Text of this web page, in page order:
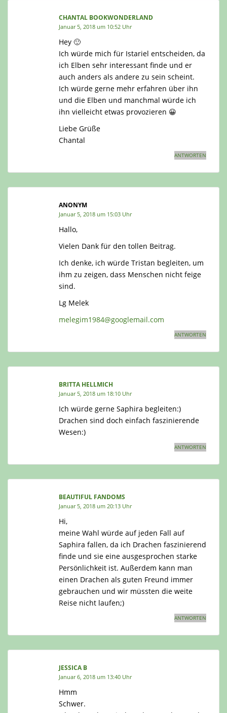
CHANTAL BOOKWONDERLAND
Januar 5, 2018 um 10:52 Uhr
Hey 🙂
Ich würde mich für Istariel entscheiden, da
ich Elben sehr interessant finde und er
auch anders als andere zu sein scheint.
Ich würde gerne mehr erfahren über ihn
und die Elben und manchmal würde ich
ihn vielleicht etwas provozieren 😀
Liebe Grüße
Chantal
ANTWORTEN
ANONYM
Januar 5, 2018 um 15:03 Uhr
Hallo,
Vielen Dank für den tollen Beitrag.
Ich denke, ich würde Tristan begleiten, um
ihm zu zeigen, dass Menschen nicht feige
sind.
Lg Melek
melegim1984@googlemail.com
ANTWORTEN
BRITTA HELLMICH
Januar 5, 2018 um 18:10 Uhr
Ich würde gerne Saphira begleiten:)
Drachen sind doch einfach faszinierende
Wesen:)
ANTWORTEN
BEAUTIFUL FANDOMS
Januar 5, 2018 um 20:13 Uhr
Hi,
meine Wahl würde auf jeden Fall auf
Saphira fallen, da ich Drachen faszinierend
finde und sie eine ausgesprochen starke
Persönlichkeit ist. Außerdem kann man
einen Drachen als guten Freund immer
gebrauchen und wir müssten die weite
Reise nicht laufen;)
ANTWORTEN
JESSICA B
Januar 6, 2018 um 13:40 Uhr
Hmm
Schwer.